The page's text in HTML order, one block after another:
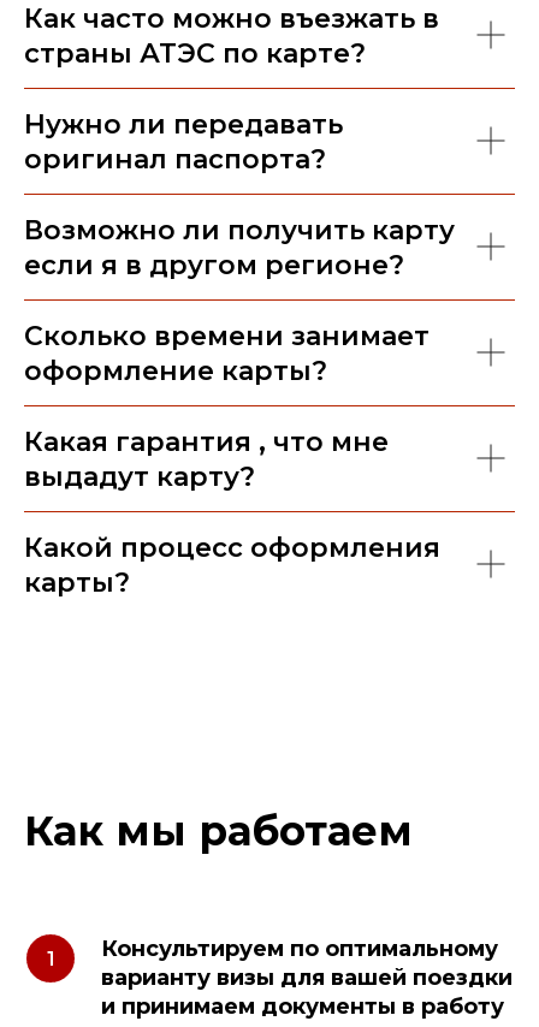
Как часто можно въезжать в
страны АТЭС по карте?
Нужно ли передавать
оригинал паспорта?
Возможно ли получить карту
если я в другом регионе?
Сколько времени занимает
оформление карты?
Какая гарантия , что мне
выдадут карту?
Какой процесс оформления
карты?
Как мы работаем
Консультируем по оптимальному
варианту визы для вашей поездки
и принимаем документы в работу